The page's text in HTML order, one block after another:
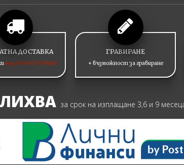
ДОСТАВКА
над 30.67€/59.90лв
ГРАВИРАНЕ
+ възможност за гравиране
ЛИХВА за срок на изплащане 3,6 и 9